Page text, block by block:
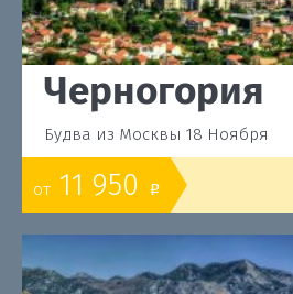
Черногория
Будва из Москвы 18 Ноября
от 11 950 o